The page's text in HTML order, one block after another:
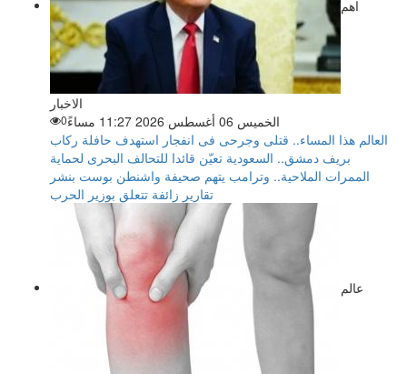
اهم
الاخبار
الخميس 06 أغسطس 2026 11:27 مساءً
0
العالم هذا المساء.. قتلى وجرحى فى انفجار استهدف حافلة ركاب
بريف دمشق.. السعودية تعيّن قائدا للتحالف البحرى لحماية
الممرات الملاحية.. وترامب يتهم صحيفة واشنطن بوست بنشر
تقارير زائفة تتعلق بوزير الحرب
عالم